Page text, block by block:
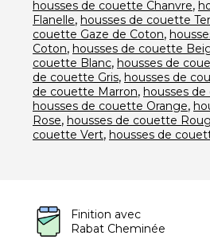
housses de couette Chanvre,
Flanelle, housses de couette
couette Gaze de Coton,
Coton, housses de couette
couette Blanc, housses de
de couette Gris, housses de
de couette Marron, housses
housses de couette Orange,
Rose, housses de couette
couette Vert, housses de
Finition avec
Rabat Cheminée